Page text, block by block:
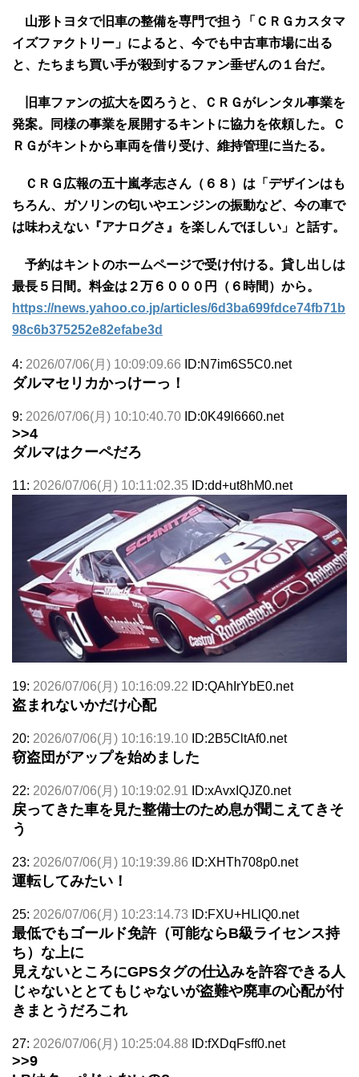
山形トヨタで旧車の整備を専門で担う「ＣＲＧカスタマ
イズファクトリー」によると、今でも中古車市場に出る
と、たちまち買い手が殺到するファン垂ぜんの１台だ。
旧車ファンの拡大を図ろうと、ＣＲＧがレンタル事業を
発案。同様の事業を展開するキントに協力を依頼した。Ｃ
ＲＧがキントから車両を借り受け、維持管理に当たる。
ＣＲＧ広報の五十嵐孝志さん（６８）は「デザインはも
ちろん、ガソリンの匂いやエンジンの振動など、今の車で
は味わえない『アナログさ』を楽しんでほしい」と話す。
予約はキントのホームページで受け付ける。貸し出しは
最長５日間。料金は２万６０００円（６時間）から。
https://news.yahoo.co.jp/articles/6d3ba699fdce74fb71b
98c6b375252e82efabe3d
4: 2026/07/06(月) 10:09:09.66 ID:N7im6S5C0.net
ダルマセリカかっけーっ！
9: 2026/07/06(月) 10:10:40.70 ID:0K49l6660.net
>>4
ダルマはクーペだろ
11: 2026/07/06(月) 10:11:02.35 ID:dd+ut8hM0.net
19: 2026/07/06(月) 10:16:09.22 ID:QAhIrYbE0.net
盗まれないかだけ心配
20: 2026/07/06(月) 10:16:19.10 ID:2B5CltAf0.net
窃盗団がアップを始めました
22: 2026/07/06(月) 10:19:02.91 ID:xAvxIQJZ0.net
戻ってきた車を見た整備士のため息が聞こえてきそ
う
23: 2026/07/06(月) 10:19:39.86 ID:XHTh708p0.net
運転してみたい！
25: 2026/07/06(月) 10:23:14.73 ID:FXU+HLlQ0.net
最低でもゴールド免許（可能ならB級ライセンス持
ち）な上に
見えないところにGPSタグの仕込みを許容できる人
じゃないととてもじゃないが盗難や廃車の心配が付
きまとうだろこれ
27: 2026/07/06(月) 10:25:04.88 ID:fXDqFsff0.net
>>9